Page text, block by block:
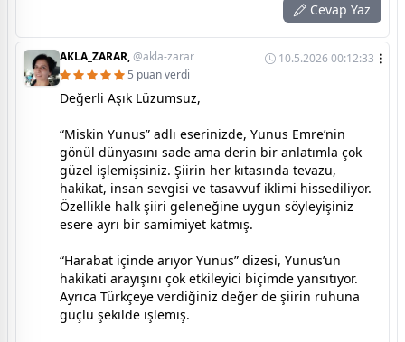
Cevap Yaz
AKLA_ZARAR,@akla-zarar
10.5.2026 00:12:33
5 puan verdi
Değerli Aşık Lüzumsuz,
“Miskin Yunus” adlı eserinizde, Yunus Emre’nin
gönül dünyasını sade ama derin bir anlatımla çok
güzel işlemişsiniz. Şiirin her kıtasında tevazu,
hakikat, insan sevgisi ve tasavvuf iklimi hissediliyor.
Özellikle halk şiiri geleneğine uygun söyleyişiniz
esere ayrı bir samimiyet katmış.
“Harabat içinde arıyor Yunus” dizesi, Yunus’un
hakikati arayışını çok etkileyici biçimde yansıtıyor.
Ayrıca Türkçeye verdiğiniz değer de şiirin ruhuna
güçlü şekilde işlemiş.